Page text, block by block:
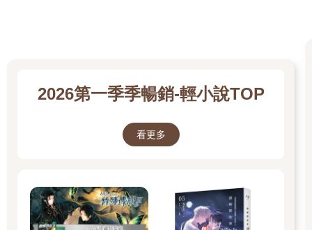
廂，靠近走廊底端的第二扇門微微開啟，裡頭爬出一隻手。
接著是一顆頭，淚水縱橫的臉上寫滿了絕望，「嗚……嗚……」
隨著女子抬頭，莊天然才看見她的嘴巴被無數針線給縫住。
所以即使她拚命求救，也喊不出任何字句。
格的壽星……」
他們不停重複相同的句子，聲音和剛才的同學們如出一轍。
伴隨著女子驚恐的神情，她被拖回包廂裡，門關上了。
2026第一季季暢銷-輕小說TOP
看更多